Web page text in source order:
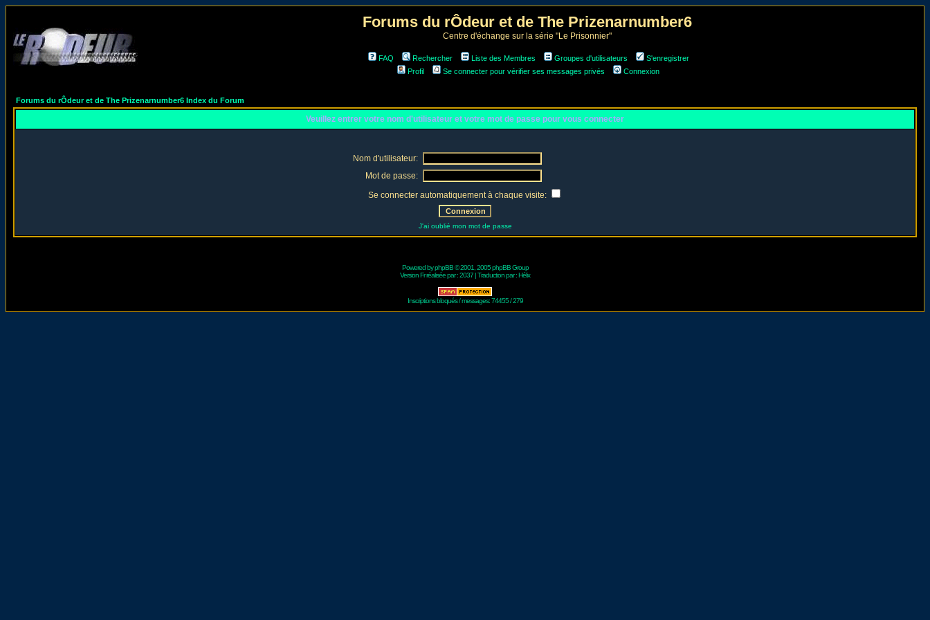
Forums du rÔdeur et de The Prizenarnumber6
Centre d'échange sur la série "Le Prisonnier"
FAQ Rechercher Liste des Membres Groupes d'utilisateurs
S'enregistrer
Profil
Se connecter pour vérifier ses messages privés Connexion
Forums du rÔdeur et de The Prizenarnumber6 Index du Forum
Veuillez entrer votre nom d'utilisateur et votre mot de passe pour vous connecter
Nom d'utilisateur:
Mot de passe:
Se connecter automatiquement à chaque visite:
J'ai oublié mon mot de passe
Powered byphpBB© 2001, 2005 phpBB Group
Version Fr réalisée par :2037 | Traduction par :Hélix
Inscriptions bloqués / messages: 74455 / 279